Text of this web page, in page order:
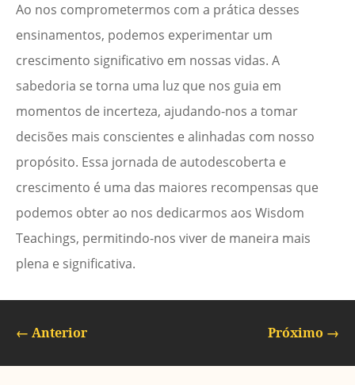
Ao nos comprometermos com a prática desses
ensinamentos, podemos experimentar um
crescimento significativo em nossas vidas. A
sabedoria se torna uma luz que nos guia em
momentos de incerteza, ajudando-nos a tomar
decisões mais conscientes e alinhadas com nosso
propósito. Essa jornada de autodescoberta e
crescimento é uma das maiores recompensas que
podemos obter ao nos dedicarmos aos Wisdom
Teachings, permitindo-nos viver de maneira mais
plena e significativa.
← Anterior Próximo →